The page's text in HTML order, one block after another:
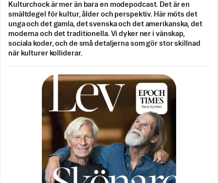
Kulturchock är mer än bara en modepodcast. Det är en
smältdegel för kultur, ålder och perspektiv. Här möts det
unga och det gamla, det svenska och det amerikanska, det
moderna och det traditionella. Vi dyker ner i vänskap,
sociala koder, och de små detaljerna som gör stor skillnad
när kulturer kolliderar.